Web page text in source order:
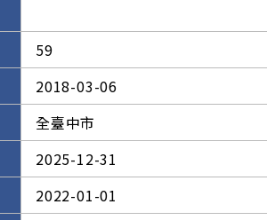
59
2018-03-06
全臺中市
2025-12-31
2022-01-01